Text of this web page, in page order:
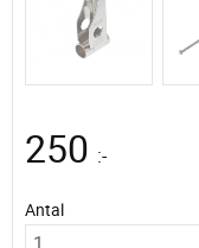
250 :-
Antal